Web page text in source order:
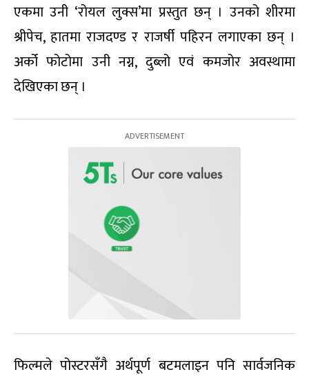
एकमा उनी ‘रोयल लुक्स’मा प्रस्तुत छन् । उनको शीरमा
श्रीपेच, हातमा राजदण्ड र राजर्षी पहिरन लगाएका छन् ।
अर्को फोटोमा उनी नग्न, दुब्लो एवं कमजोर अवस्थामा
देखिएका छन् ।
फिल्मले पोस्टरसँगै अर्थपूर्ण बटमलाइन पनि सार्वजनिक